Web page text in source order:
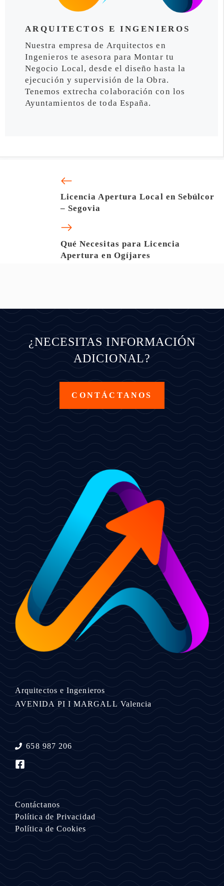
ARQUITECTOS E INGENIEROS
Nuestra empresa de Arquitectos en
Ingenieros te asesora para Montar tu
Negocio Local, desde el diseño hasta la
ejecución y supervisión de la Obra.
Tenemos extrecha colaboración con los
Ayuntamientos de toda España.
Licencia Apertura Local en Sebúlcor
– Segovia
Qué Necesitas para Licencia
Apertura en Ogíjares
¿NECESITAS INFORMACIÓN
ADICIONAL?
CONTÁCTANOS
Arquitectos e Ingenieros
AVENIDA PI I MARGALL Valencia
658 987 206
Contáctanos
Política de Privacidad
Política de Cookies